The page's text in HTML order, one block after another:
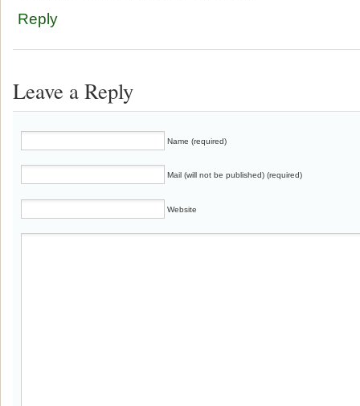
Reply
Leave a Reply
Name (required)
Mail (will not be published) (required)
Website